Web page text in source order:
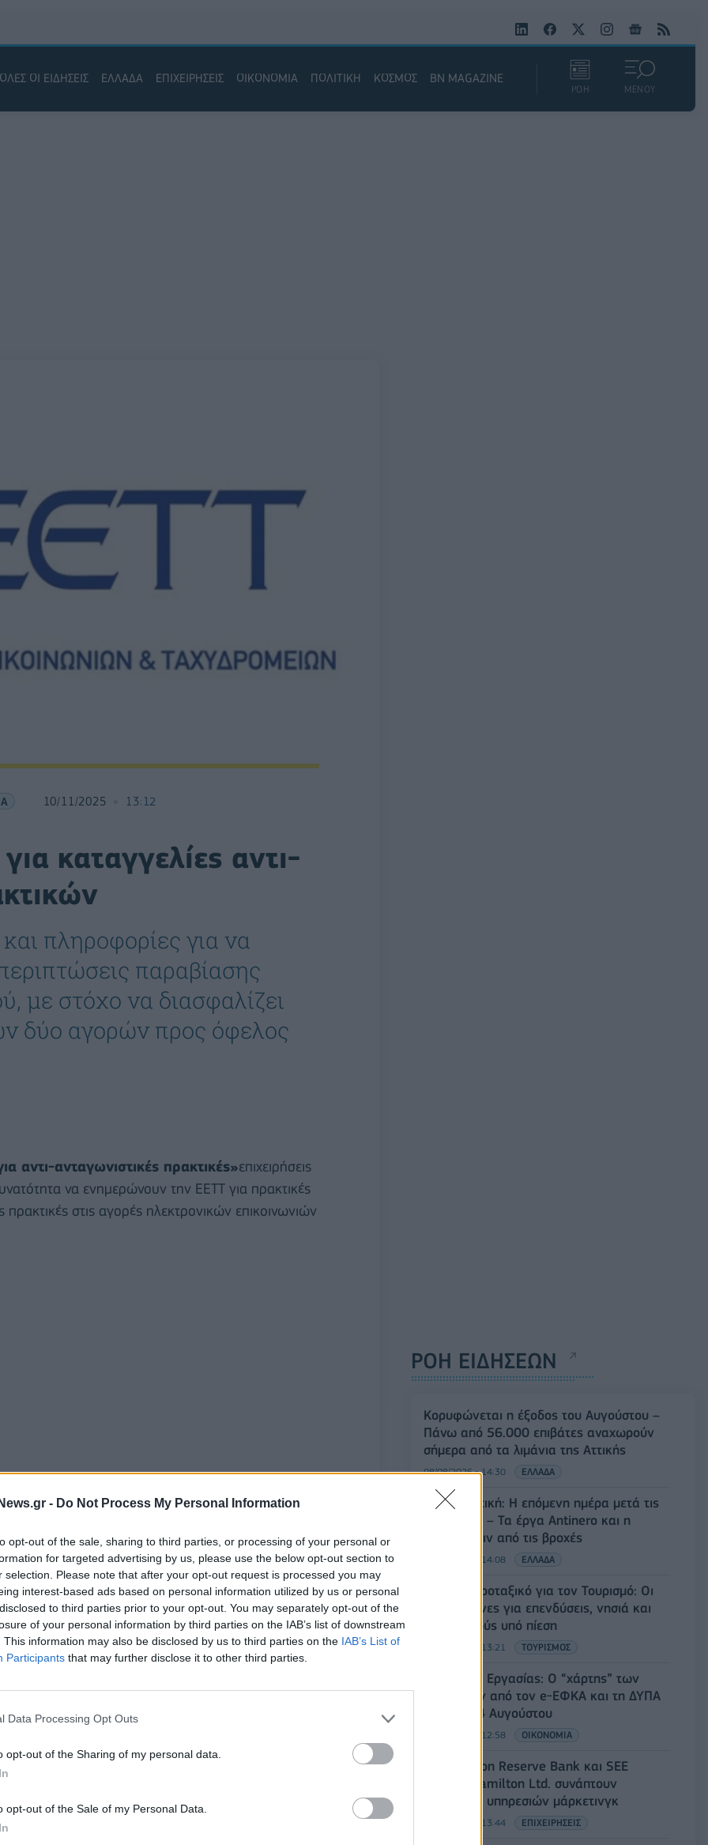
- Do Not Process My Personal Information
opt-out of the sale, sharing to third parties, or processing of your personal or
for targeted advertising by us, please use the below opt-out section to
selection. Please note that after your opt-out request is processed you may
interest-based ads based on personal information utilized by us or personal
to third parties prior to your opt-out. You may separately opt-out of the
of your personal information by third parties on the IAB’s list of downstream
This information may also be disclosed by us to third parties on the IAB’s List of
Participants that may further disclose it to other third parties.
Data Processing Opt Outs
opt-out of the Sharing of my personal data.
opt-out of the Sale of my Personal Data.
ΟΛΕΣ ΟΙ ΕΙΔΗΣΕΙΣ ΕΛΛΑΔΑ ΕΠΙΧΕΙΡΗΣΕΙΣ ΟΙΚΟΝΟΜΙΑ ΠΟΛΙΤΙΚΗ ΚΟΣΜΟΣ BN MAGAZINE
ΡΟΗ ΜΕΝΟΥ
10/11/2025 13:12
καταγγελίες αντι-
πληροφορίες για να
παραβίασης
με στόχο να διασφαλίζει
δύο αγορών προς όφελος
αντι-ανταγωνιστικές πρακτικές»επιχειρήσεις
να ενημερώνουν την ΕΕΤΤ για πρακτικές
πρακτικές στις αγορές ηλεκτρονικών επικοινωνιών
υπηρεσιών στην αγορά,
θέσης (όπως αδικαιολόγητη άρνηση πώλησης,
υπηρεσιών ή για κατανομή πελατών/
εντοπίζει και να διερευνά περιπτώσεις
να διασφαλίζει την εύρυθμη λειτουργία των
ότι η διαχείριση των πληροφοριών γίνεται
πρακτικές παρέχονται οι ακόλουθες
ΡΟΗ ΕΙΔΗΣΕΩΝ
Κορυφώνεται η έξοδος του Αυγούστου –
Πάνω από 56.000 επιβάτες αναχωρούν
σήμερα από τα λιμάνια της Αττικής
08/08/2026 - 14:30 ΕΛΛΑΔΑ
Δυτική Αττική: Η επόμενη ημέρα μετά τις
πυρκαγιές – Τα έργα Antinero και η
«μάχη» πριν από τις βροχές
08/08/2026 - 14:08 ΕΛΛΑΔΑ
Ειδικό Χωροταξικό για τον Τουρισμό: Οι
νέοι κανόνες για επενδύσεις, νησιά και
προορισμούς υπό πίεση
08/08/2026 - 13:21 ΤΟΥΡΙΣΜΟΣ
Υπουργείο Εργασίας: Ο “χάρτης” των
πληρωμών από τον e-ΕΦΚΑ και τη ΔΥΠΑ
έως τις 14 Αυγούστου
08/08/2026 - 12:58 ΟΙΚΟΝΟΜΙΑ
Οι Hamilton Reserve Bank και SEE
Capital Hamilton Ltd. συνάπτουν
συμφωνία υπηρεσιών μάρκετινγκ
08/08/2026 - 13:44 ΕΠΙΧΕΙΡΗΣΕΙΣ